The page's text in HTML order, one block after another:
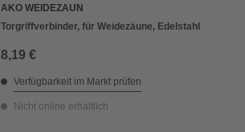
AKO WEIDEZAUN
Torgriffverbinder, für Weidezäune, Edelstahl
8,19 €
Verfügbarkeit im Markt prüfen
Nicht online erhältlich